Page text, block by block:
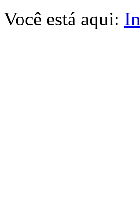
Você está aqui: